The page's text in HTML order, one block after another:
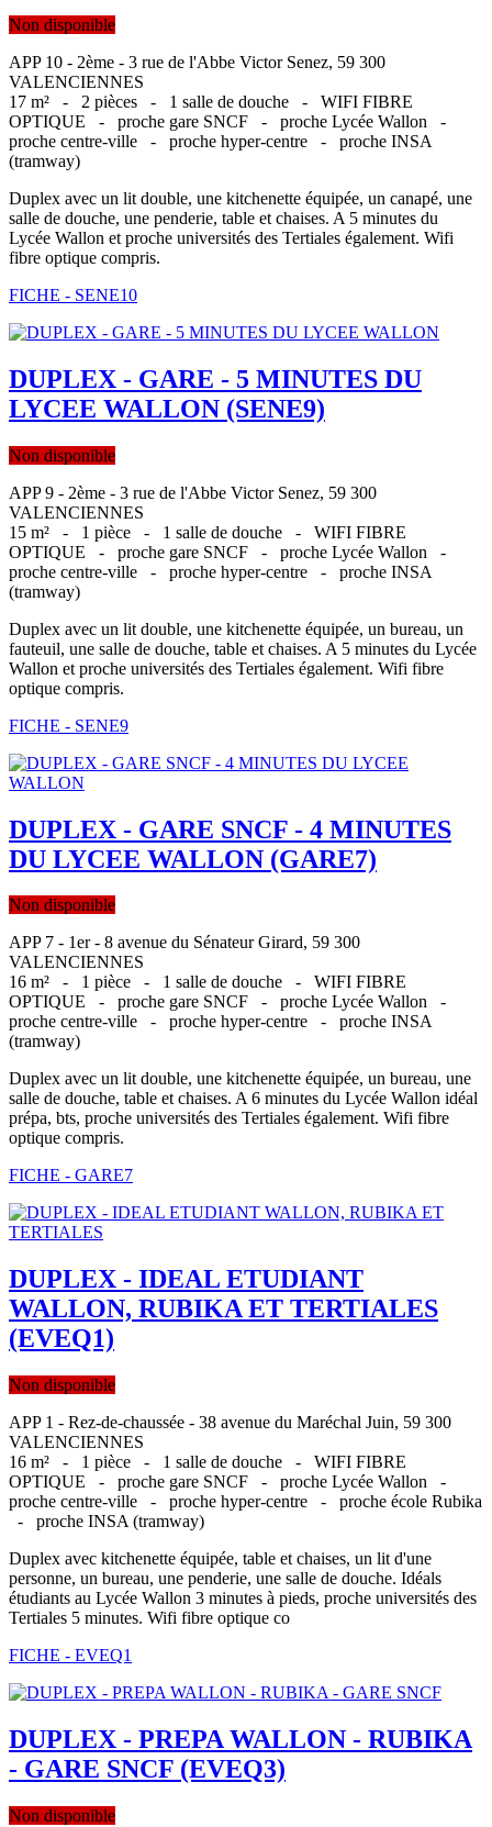
Non disponible
APP 10 - 2ème - 3 rue de l'Abbe Victor Senez, 59 300
VALENCIENNES
17 m² - 2 pièces - 1 salle de douche - WIFI FIBRE
OPTIQUE - proche gare SNCF - proche Lycée Wallon -
proche centre-ville - proche hyper-centre - proche INSA
(tramway)
Duplex avec un lit double, une kitchenette équipée, un canapé, une
salle de douche, une penderie, table et chaises. A 5 minutes du
Lycée Wallon et proche universités des Tertiales également. Wifi
fibre optique compris.
FICHE - SENE10
DUPLEX - GARE - 5 MINUTES DU
LYCEE WALLON (SENE9)
Non disponible
APP 9 - 2ème - 3 rue de l'Abbe Victor Senez, 59 300
VALENCIENNES
15 m² - 1 pièce - 1 salle de douche - WIFI FIBRE
OPTIQUE - proche gare SNCF - proche Lycée Wallon -
proche centre-ville - proche hyper-centre - proche INSA
(tramway)
Duplex avec un lit double, une kitchenette équipée, un bureau, un
fauteuil, une salle de douche, table et chaises. A 5 minutes du Lycée
Wallon et proche universités des Tertiales également. Wifi fibre
optique compris.
FICHE - SENE9
DUPLEX - GARE SNCF - 4 MINUTES
DU LYCEE WALLON (GARE7)
Non disponible
APP 7 - 1er - 8 avenue du Sénateur Girard, 59 300
VALENCIENNES
16 m² - 1 pièce - 1 salle de douche - WIFI FIBRE
OPTIQUE - proche gare SNCF - proche Lycée Wallon -
proche centre-ville - proche hyper-centre - proche INSA
(tramway)
Duplex avec un lit double, une kitchenette équipée, un bureau, une
salle de douche, table et chaises. A 6 minutes du Lycée Wallon idéal
prépa, bts, proche universités des Tertiales également. Wifi fibre
optique compris.
FICHE - GARE7
DUPLEX - IDEAL ETUDIANT
WALLON, RUBIKA ET TERTIALES
(EVEQ1)
Non disponible
APP 1 - Rez-de-chaussée - 38 avenue du Maréchal Juin, 59 300
VALENCIENNES
16 m² - 1 pièce - 1 salle de douche - WIFI FIBRE
OPTIQUE - proche gare SNCF - proche Lycée Wallon -
proche centre-ville - proche hyper-centre - proche école Rubika
- proche INSA (tramway)
Duplex avec kitchenette équipée, table et chaises, un lit d'une
personne, un bureau, une penderie, une salle de douche. Idéals
étudiants au Lycée Wallon 3 minutes à pieds, proche universités des
Tertiales 5 minutes. Wifi fibre optique co
FICHE - EVEQ1
DUPLEX - PREPA WALLON - RUBIKA
- GARE SNCF (EVEQ3)
Non disponible